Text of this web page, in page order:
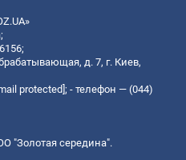
д. 7, г. Киев,
protected]; - телефон — (044)
"Золотая середина".